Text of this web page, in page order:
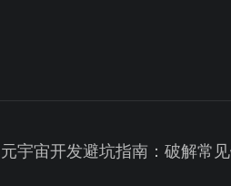
元宇宙开发避坑指南：破解常